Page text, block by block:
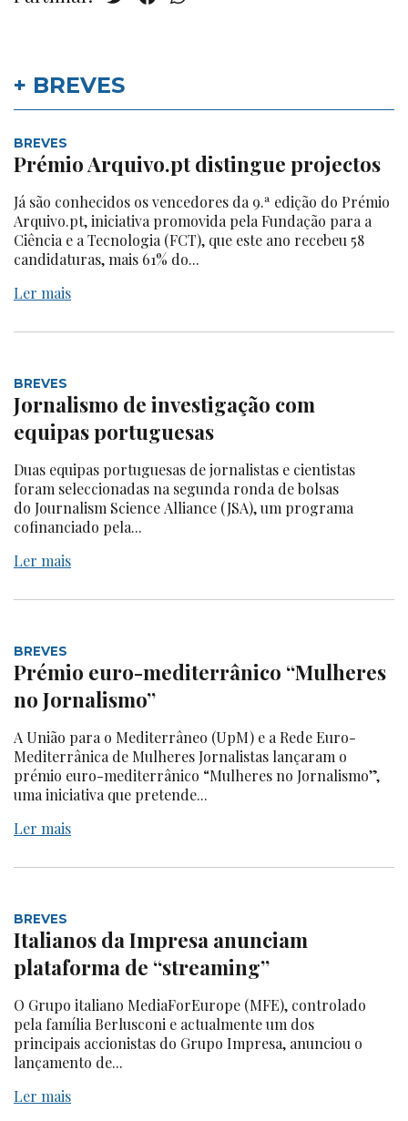
+ BREVES
BREVES
Prémio Arquivo.pt distingue projectos
Já são conhecidos os vencedores da 9.ª edição do Prémio
Arquivo.pt, iniciativa promovida pela Fundação para a
Ciência e a Tecnologia (FCT), que este ano recebeu 58
candidaturas, mais 61% do...
Ler mais
BREVES
Jornalismo de investigação com
equipas portuguesas
Duas equipas portuguesas de jornalistas e cientistas
foram seleccionadas na segunda ronda de bolsas
do Journalism Science Alliance (JSA), um programa
cofinanciado pela...
Ler mais
BREVES
Prémio euro-mediterrânico “Mulheres
no Jornalismo”
A União para o Mediterrâneo (UpM) e a Rede Euro-
Mediterrânica de Mulheres Jornalistas lançaram o
prémio euro-mediterrânico “Mulheres no Jornalismo”,
uma iniciativa que pretende...
Ler mais
BREVES
Italianos da Impresa anunciam
plataforma de “streaming”
O Grupo italiano MediaForEurope (MFE), controlado
pela família Berlusconi e actualmente um dos
principais accionistas do Grupo Impresa, anunciou o
lançamento de...
Ler mais